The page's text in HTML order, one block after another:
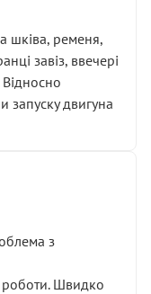
шківа, ременя,
завіз, ввечері
Відносно
запуску двигуна
з
Швидко